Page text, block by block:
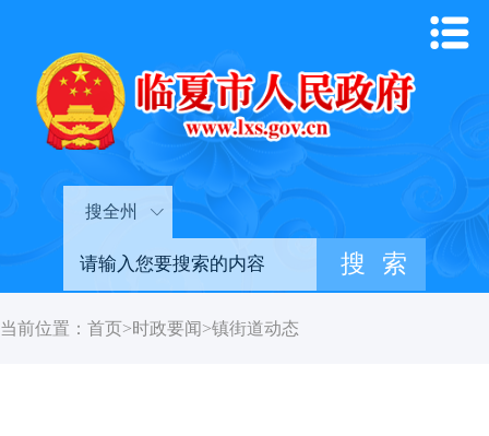
搜全州
当前位置： 首页>时政要闻 >镇街道动态